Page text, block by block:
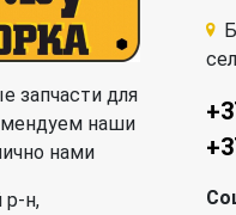
запчасти для
наши
нами
р-н,